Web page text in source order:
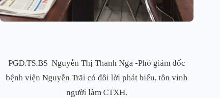
PGĐ.TS.BS Nguyễn Thị Thanh Nga -Phó giám đốc
bệnh viện Nguyễn Trãi có đôi lời phát biểu, tôn vinh
người làm CTXH.